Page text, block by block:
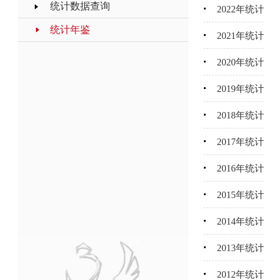
统计数据查询
统计年鉴
2022年统
2021年统
2020年统
2019年统
2018年统
2017年统
2016年统
2015年统
2014年统
2013年统
2012年统